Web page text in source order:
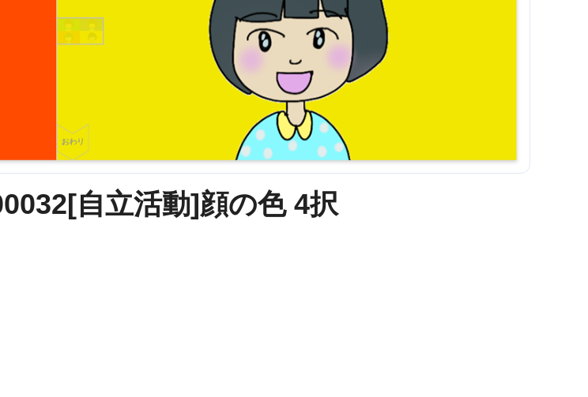
自立活動]顔の色 4択